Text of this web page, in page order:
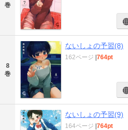
巻
8
巻
ないしょの予習(8)
162ページ |764pt
ないしょの予習(9)
164ページ |764pt